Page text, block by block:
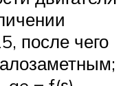
после чего